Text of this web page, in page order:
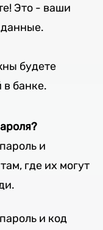
Это - ваши
будете
банке.
и
где их могут
и код